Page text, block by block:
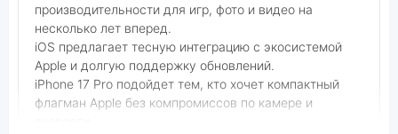
производительности для игр, фото и видео на
несколько лет вперед.
iOS предлагает тесную интеграцию с экосистемой
Apple и долгую поддержку обновлений.
iPhone 17 Pro подойдет тем, кто хочет компактный
флагман Apple без компромиссов по камере и